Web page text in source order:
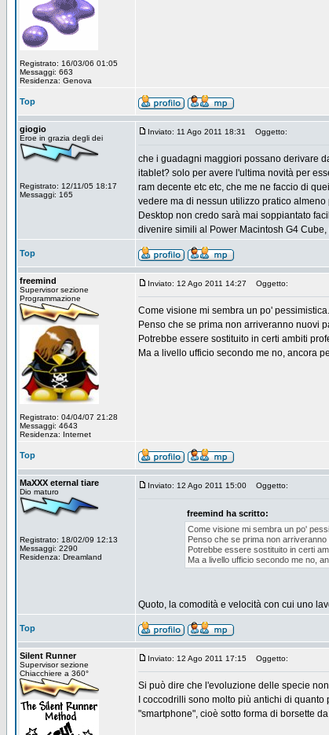
Registrato: 16/03/06 01:05
Messaggi: 663
Residenza: Genova
Top
giogio
Eroe in grazia degli dei
Registrato: 12/11/05 18:17
Messaggi: 165
Inviato: 11 Ago 2011 18:31 Oggetto:
che i guadagni maggiori possano derivare
itablet? solo per avere l'ultima novità per
ram decente etc etc, che me ne faccio di
vedere ma di nessun utilizzo pratico
Desktop non credo sarà mai soppiantato
divenire simili al Power Macintosh G4
Top
freemind
Supervisor sezione
Programmazione
Registrato: 04/04/07 21:28
Messaggi: 4643
Residenza: Internet
Inviato: 12 Ago 2011 14:27 Oggetto:
Come visione mi sembra un po'
Penso che se prima non arriveranno nuovi
Potrebbe essere sostituito in certi ambiti
Ma a livello ufficio secondo me no, ancora
Top
MaXXX eternal tiare
Dio maturo
Registrato: 18/02/09 12:13
Messaggi: 2290
Residenza: Dreamland
Inviato: 12 Ago 2011 15:00 Oggetto:
freemind ha scritto:
Come visione mi sembra un po'
Penso che se prima non
Potrebbe essere sostituito in certi
Ma a livello ufficio secondo me no,
Quoto, la comodità e velocità con cui uno
Top
Silent Runner
Supervisor sezione
Chiacchiere a 360°
Inviato: 12 Ago 2011 17:15 Oggetto:
Si può dire che l'evoluzione delle specie
I coccodrilli sono molto più antichi di
"smartphone", cioè sotto forma di borsette